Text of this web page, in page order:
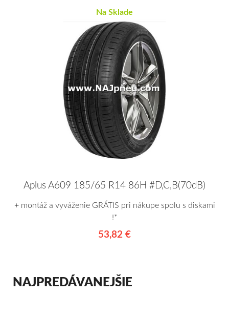
Na Sklade
Aplus A609 185/65 R14 86H #D,C,B(70dB)
+ montáž a vyváženie GRÁTIS pri nákupe spolu s diskami
!*
53,82 €
NAJPREDÁVANEJŠIE